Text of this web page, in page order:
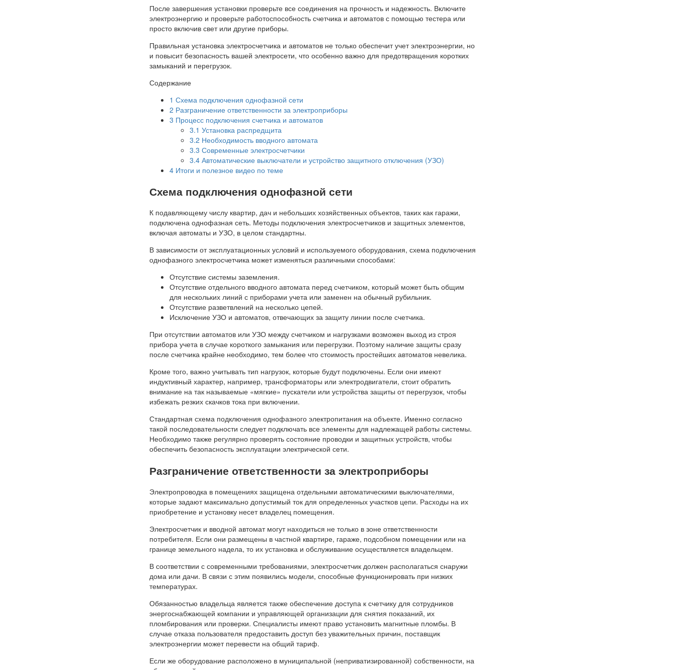
После завершения установки проверьте все соединения на прочность и надежность. Включите
электроэнергию и проверьте работоспособность счетчика и автоматов с помощью тестера или
просто включив свет или другие приборы.
Правильная установка электросчетчика и автоматов не только обеспечит учет электроэнергии, но
и повысит безопасность вашей электросети, что особенно важно для предотвращения коротких
замыканий и перегрузок.
Содержание
1 Схема подключения однофазной сети
2 Разграничение ответственности за электроприборы
3 Процесс подключения счетчика и автоматов
3.1 Установка распредщита
3.2 Необходимость вводного автомата
3.3 Современные электросчетчики
3.4 Автоматические выключатели и устройство защитного отключения (УЗО)
4 Итоги и полезное видео по теме
Схема подключения однофазной сети
К подавляющему числу квартир, дач и небольших хозяйственных объектов, таких как гаражи,
подключена однофазная сеть. Методы подключения электросчетчиков и защитных элементов,
включая автоматы и УЗО, в целом стандартны.
В зависимости от эксплуатационных условий и используемого оборудования, схема подключения
однофазного электросчетчика может изменяться различными способами:
Отсутствие системы заземления.
Отсутствие отдельного вводного автомата перед счетчиком, который может быть общим
для нескольких линий с приборами учета или заменен на обычный рубильник.
Отсутствие разветвлений на несколько цепей.
Исключение УЗО и автоматов, отвечающих за защиту линии после счетчика.
При отсутствии автоматов или УЗО между счетчиком и нагрузками возможен выход из строя
прибора учета в случае короткого замыкания или перегрузки. Поэтому наличие защиты сразу
после счетчика крайне необходимо, тем более что стоимость простейших автоматов невелика.
Кроме того, важно учитывать тип нагрузок, которые будут подключены. Если они имеют
индуктивный характер, например, трансформаторы или электродвигатели, стоит обратить
внимание на так называемые «мягкие» пускатели или устройства защиты от перегрузок, чтобы
избежать резких скачков тока при включении.
Стандартная схема подключения однофазного электропитания на объекте. Именно согласно
такой последовательности следует подключать все элементы для надлежащей работы системы.
Необходимо также регулярно проверять состояние проводки и защитных устройств, чтобы
обеспечить безопасность эксплуатации электрической сети.
Разграничение ответственности за электроприборы
Электропроводка в помещениях защищена отдельными автоматическими выключателями,
которые задают максимально допустимый ток для определенных участков цепи. Расходы на их
приобретение и установку несет владелец помещения.
Электросчетчик и вводной автомат могут находиться не только в зоне ответственности
потребителя. Если они размещены в частной квартире, гараже, подсобном помещении или на
границе земельного надела, то их установка и обслуживание осуществляется владельцем.
В соответствии с современными требованиями, электросчетчик должен располагаться снаружи
дома или дачи. В связи с этим появились модели, способные функционировать при низких
температурах.
Обязанностью владельца является также обеспечение доступа к счетчику для сотрудников
энергоснабжающей компании и управляющей организации для снятия показаний, их
пломбирования или проверки. Специалисты имеют право установить магнитные пломбы. В
случае отказа пользователя предоставить доступ без уважительных причин, поставщик
электроэнергии может перевести на общий тариф.
Если же оборудование расположено в муниципальной (неприватизированной) собственности, на